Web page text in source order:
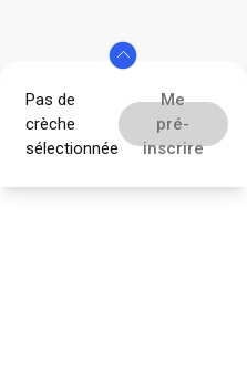
Pas de
crèche
sélectionnée
Me
pré-
inscrire